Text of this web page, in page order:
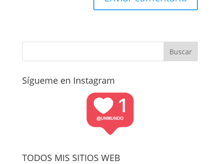
Sígueme en Instagram
TODOS MIS SITIOS WEB